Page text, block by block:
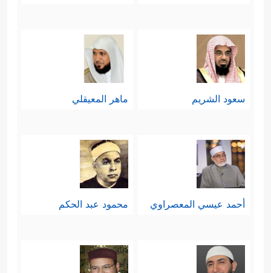
سعود الشريم ماهر المعيقلي
أحمد عيسي المعصراوي محمود عبد الحكم